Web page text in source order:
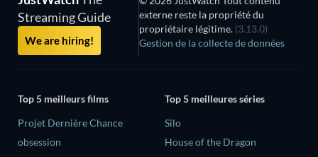
Streaming Guide
We are hiring!
externe reste la propriété du
propriétaire légitime. (3.13.0)
Gestion de la collecte de données
Top 5 meilleurs films
Projet Dernière Chance
obsession
Top 5 meilleures séries
Silo
House of the Dragon